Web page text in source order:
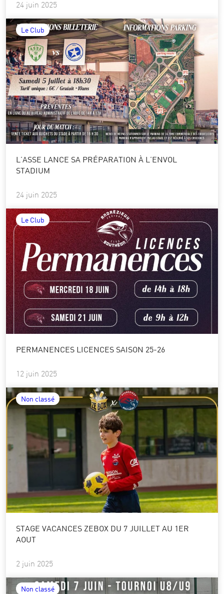
24 juin 2025
Le Club
L’ASSE LANCE SA PRÉPARATION À L’ENVOL
STADIUM
24 juin 2025
Le Club
PERMANENCES LICENCES SAISON 25-26
12 juin 2025
Non classé
STAGE VACANCES ZEBOX DU 7 JUILLET AU 1ER
AOUT
2 juin 2025
Non classé